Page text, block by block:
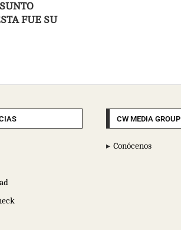
FUE SU
CW MEDIA GROUP
Conócenos